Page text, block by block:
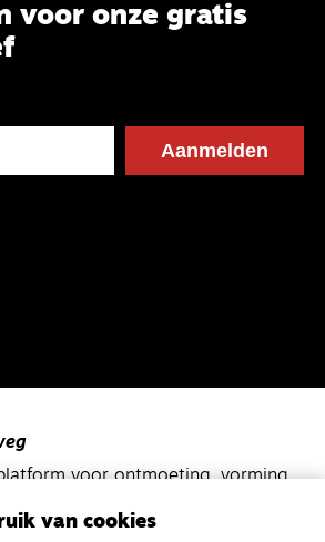
voor onze gratis
voor ontmoeting, vorming
Gereformeerde Kerken.
van cookies